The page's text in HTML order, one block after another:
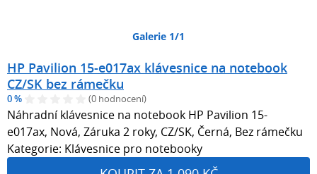
Galerie 1/1
HP Pavilion 15-e017ax klávesnice na notebook
CZ/SK bez rámečku
0 % (0 hodnocení)
Náhradní klávesnice na notebook HP Pavilion 15-
e017ax, Nová, Záruka 2 roky, CZ/SK, Černá, Bez rámečku
Kategorie: Klávesnice pro notebooky